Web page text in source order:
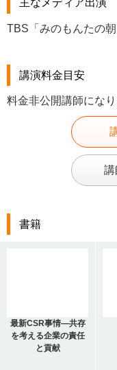
主なメディア出演
TBS「みのもんたの
講演料金目安
料金非公開講師にな
講
書籍
最新CSR事情―共存
を考える企業の責任
と貢献